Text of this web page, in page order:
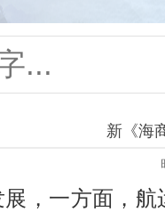
新《海
，一方面，